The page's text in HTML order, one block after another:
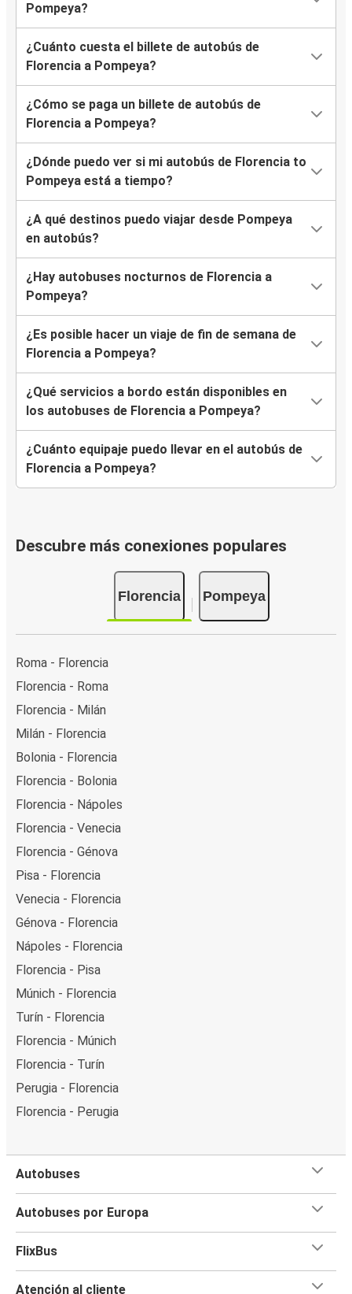
Pompeya?
¿Cuánto cuesta el billete de autobús de
Florencia a Pompeya?
¿Cómo se paga un billete de autobús de
Florencia a Pompeya?
¿Dónde puedo ver si mi autobús de Florencia to
Pompeya está a tiempo?
¿A qué destinos puedo viajar desde Pompeya
en autobús?
¿Hay autobuses nocturnos de Florencia a
Pompeya?
¿Es posible hacer un viaje de fin de semana de
Florencia a Pompeya?
¿Qué servicios a bordo están disponibles en
los autobuses de Florencia a Pompeya?
¿Cuánto equipaje puedo llevar en el autobús de
Florencia a Pompeya?
Descubre más conexiones populares
Florencia Pompeya
Roma - Florencia
Florencia - Roma
Florencia - Milán
Milán - Florencia
Bolonia - Florencia
Florencia - Bolonia
Florencia - Nápoles
Florencia - Venecia
Florencia - Génova
Pisa - Florencia
Venecia - Florencia
Génova - Florencia
Nápoles - Florencia
Florencia - Pisa
Múnich - Florencia
Turín - Florencia
Florencia - Múnich
Florencia - Turín
Perugia - Florencia
Florencia - Perugia
Autobuses
Autobuses por Europa
FlixBus
Atención al cliente